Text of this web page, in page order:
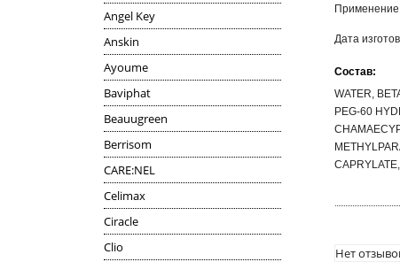
Angel Key
Anskin
Ayoume
Baviphat
Beauugreen
Berrisom
CARE:NEL
Celimax
Ciracle
Clio
Дата
Состав:
WATER,
PEG-60
Нет